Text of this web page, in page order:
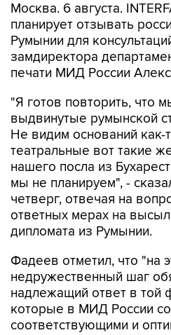
Москва. 6 августа.
планирует отзывать
Румынии для
замдиректора
печати МИД России
"Я готов повторить, что
выдвинутые румынской
Не видим оснований как-
театральные вот такие
нашего посла из
мы не планируем", -
четверг, отвечая на
ответных мерах на
дипломата из Румынии.
Фадеев отметил, что "на
недружественный шаг
надлежащий ответ в той
которые в МИД России
соответствующими и